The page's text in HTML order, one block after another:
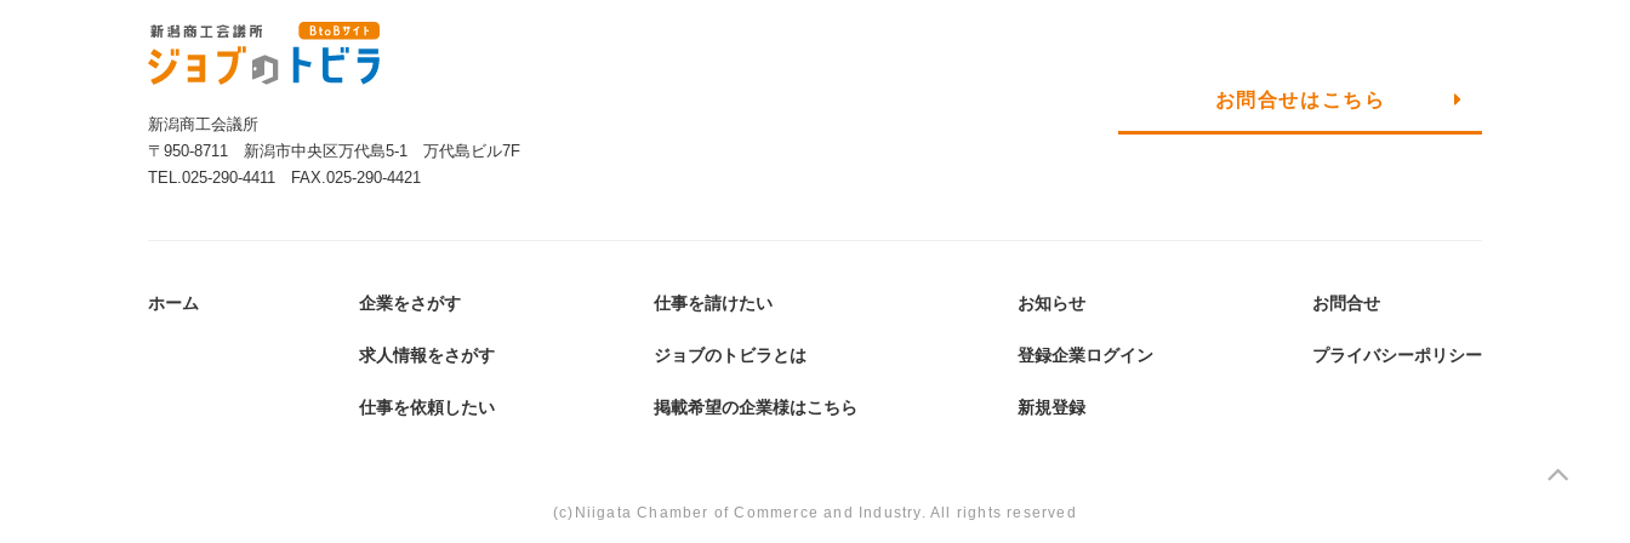
新潟商工会議所 BtoBサイト
ジョブのトビラ
新潟商⼯会議所
〒950-8711 新潟市中央区万代島5-1 万代島ビル7F
TEL.025-290-4411 FAX.025-290-4421
お問合せはこちら
ホーム 企業をさがす
求人情報をさがす
仕事を依頼したい
仕事を請けたい
ジョブのトビラとは
掲載希望の企業様はこちら
お知らせ
登録企業ログイン
新規登録
お問合せ
プライバシーポリシー
(c)Niigata Chamber of Commerce and Industry. All rights reserved